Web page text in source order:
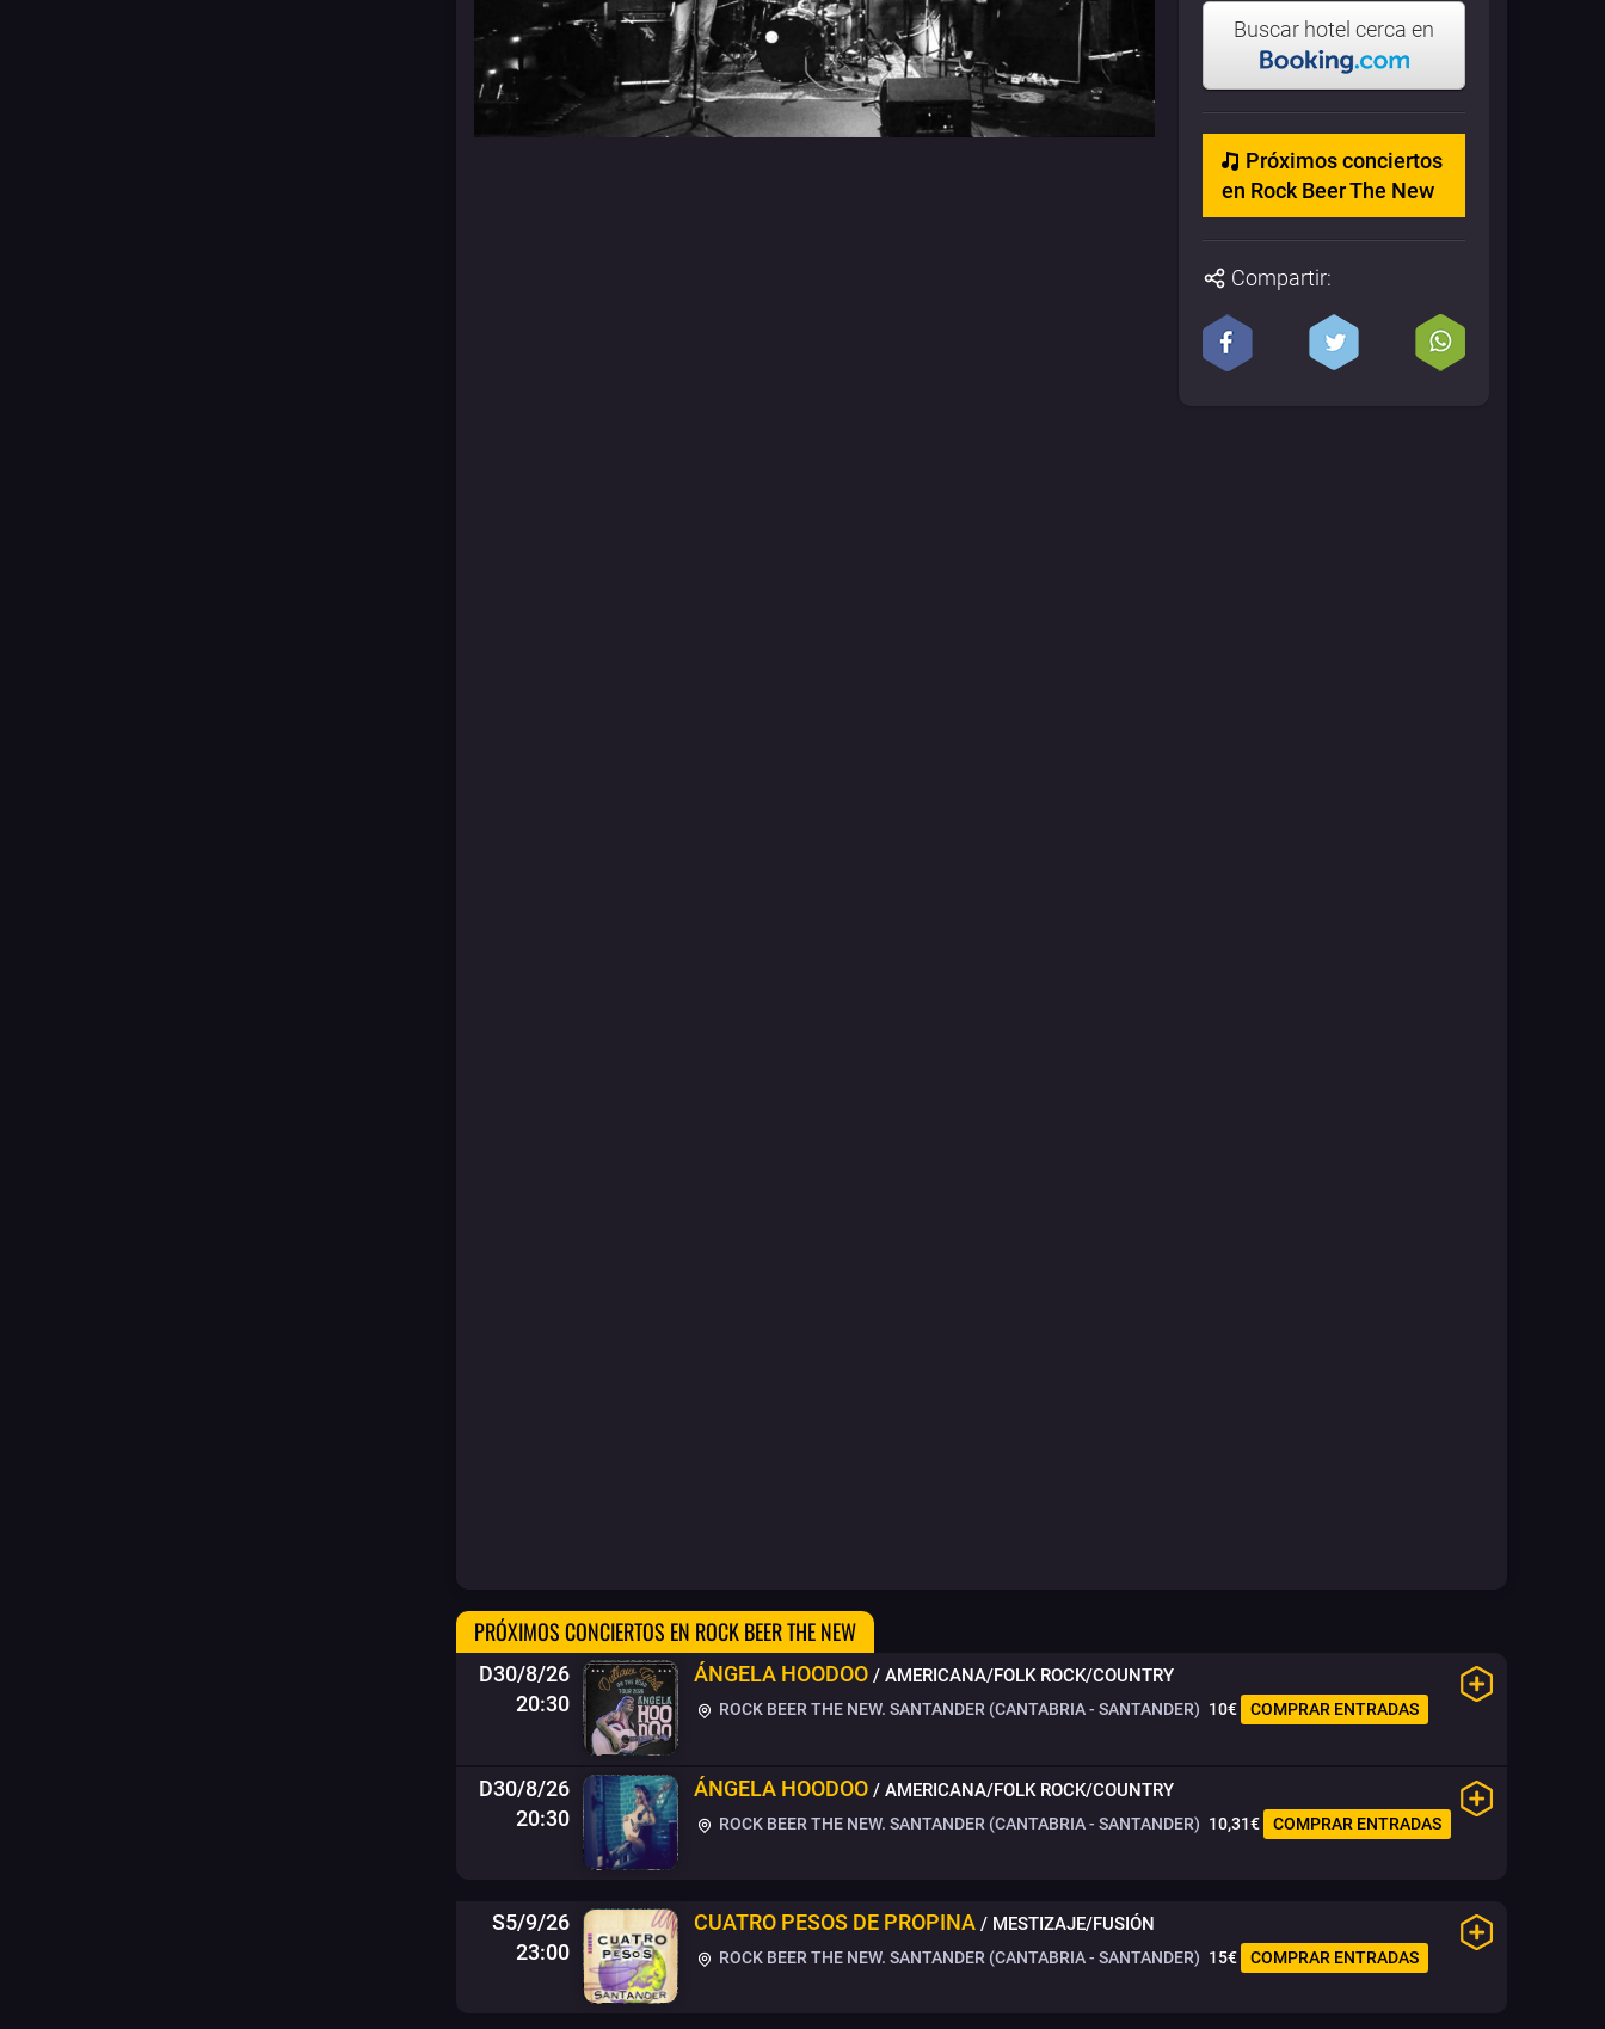
Buscar hotel cerca en
Próximos conciertos
en Rock Beer The New
Compartir:
PRÓXIMOS CONCIERTOS EN ROCK BEER THE NEW
D30/8/26
20:30
ÁNGELA HOODOO / AMERICANA/FOLK ROCK/COUNTRY
ROCK BEER THE NEW. SANTANDER (CANTABRIA - SANTANDER) 10€ COMPRAR ENTRADAS
D30/8/26
20:30
ÁNGELA HOODOO / AMERICANA/FOLK ROCK/COUNTRY
ROCK BEER THE NEW. SANTANDER (CANTABRIA - SANTANDER) 10,31€ COMPRAR ENTRADAS
S5/9/26
23:00
CUATRO PESOS DE PROPINA / MESTIZAJE/FUSIÓN
ROCK BEER THE NEW. SANTANDER (CANTABRIA - SANTANDER) 15€ COMPRAR ENTRADAS